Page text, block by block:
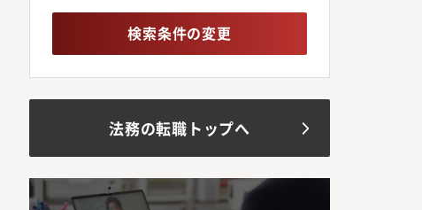
検索条件の変更
法務の転職トップへ